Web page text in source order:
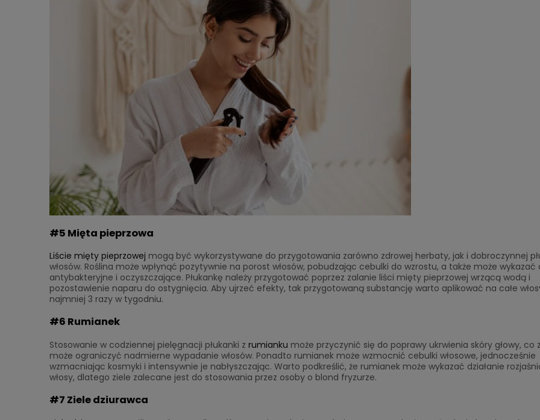
#5 Mięta pieprzowa
Liście mięty pieprzowej mogą być wykorzystywane do przygotowania zarówno zdrowej herbaty, jak i dobroczynnej
włosów. Roślina może wpłynąć pozytywnie na porost włosów, pobudzając cebulki do wzrostu, a także może wykazać
antybakteryjne i oczyszczające. Płukankę należy przygotować poprzez zalanie liści mięty pieprzowej wrzącą wodą i
pozostawienie naparu do ostygnięcia. Aby ujrzeć efekty, tak przygotowaną substancję warto aplikować na całe
najmniej 3 razy w tygodniu.
#6 Rumianek
Stosowanie w codziennej pielęgnacji płukanki z rumianku może przyczynić się do poprawy ukrwienia skóry głowy, co
może ograniczyć nadmierne wypadanie włosów. Ponadto rumianek może wzmocnić cebulki włosowe, jednocześnie
wzmacniając kosmyki i intensywnie je nabłyszczając. Warto podkreślić, że rumianek może wykazać działanie
włosy, dlatego ziele zalecane jest do stosowania przez osoby o blond fryzurze.
#7 Ziele dziurawca